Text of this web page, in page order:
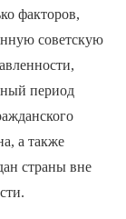
факторов,
советскую
период
а также
страны вне